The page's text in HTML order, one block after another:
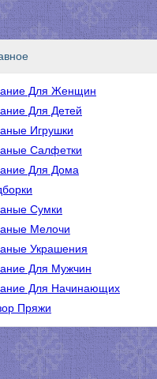
Для Женщин
Для Детей
Игрушки
Салфетки
Для Дома
Сумки
Мелочи
Украшения
Для Мужчин
Для Начинающих
Пряжи